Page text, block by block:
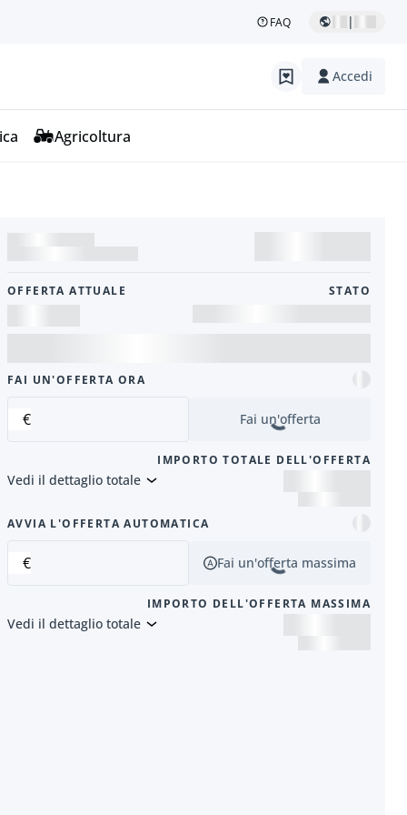
FAQ |
Accedi
Agricoltura
OFFERTA ATTUALE STATO
FAI UN'OFFERTA ORA
€ Fai un'offerta
IMPORTO TOTALE DELL'OFFERTA
Vedi il dettaglio totale
AVVIA L'OFFERTA AUTOMATICA
€ Fai un'offerta massima
IMPORTO DELL'OFFERTA MASSIMA
Vedi il dettaglio totale